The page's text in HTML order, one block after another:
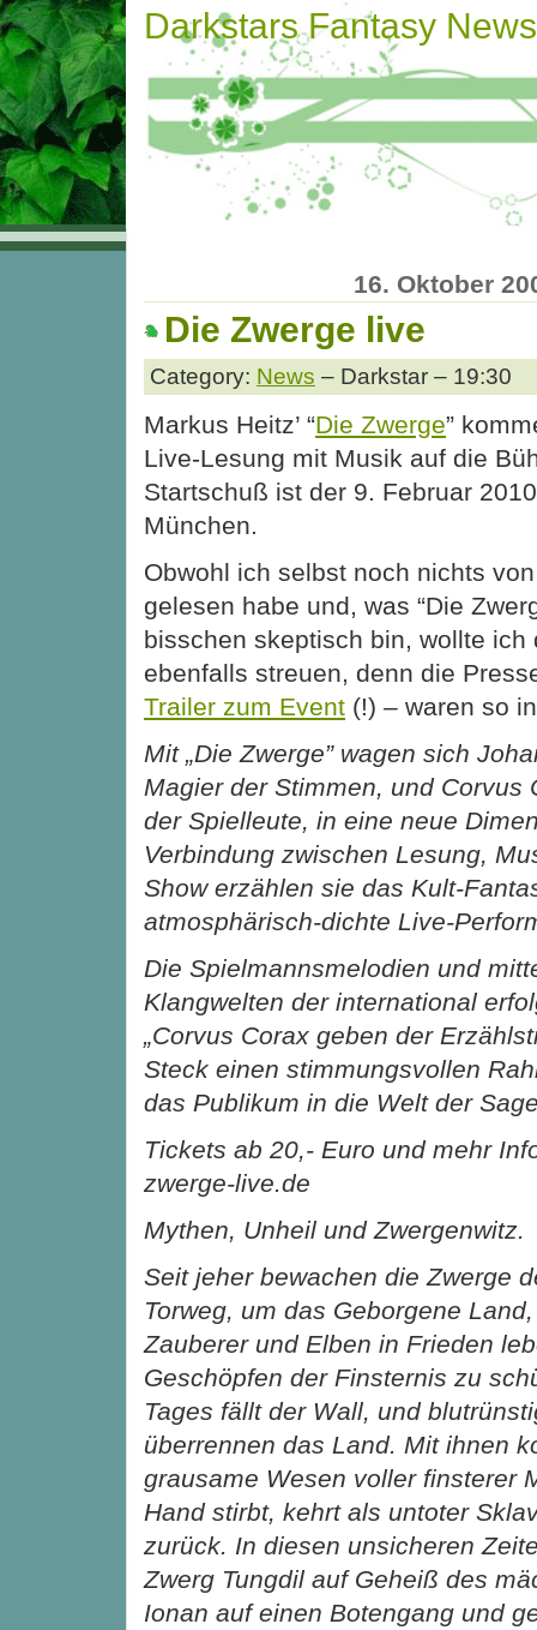
Darkstars Fantasy News
16. Oktober
Die Zwerge live
Category: News – Darkstar – 19:30
Markus Heitz’ “Die Zwerge”
Live-Lesung mit Musik auf die
Startschuß ist der 9. Februar
München.
Obwohl ich selbst noch nichts
gelesen habe und, was “Die
bisschen skeptisch bin, wollte ich
ebenfalls streuen, denn die
Trailer zum Event (!) – waren so
Mit „Die Zwerge” wagen sich
Magier der Stimmen, und Corvus
der Spielleute, in eine neue
Verbindung zwischen Lesung,
Show erzählen sie das Kult-
atmosphärisch-dichte Live-
Die Spielmannsmelodien und
Klangwelten der international
„Corvus Corax geben der
Steck einen stimmungsvollen
das Publikum in die Welt der
Tickets ab 20,- Euro und mehr
zwerge-live.de
Mythen, Unheil und Zwergenwitz.
Seit jeher bewachen die Zwerge
Torweg, um das Geborgene
Zauberer und Elben in Frieden
Geschöpfen der Finsternis zu
Tages fällt der Wall, und
überrennen das Land. Mit ihnen
grausame Wesen voller finsterer
Hand stirbt, kehrt als untoter
zurück. In diesen unsicheren
Zwerg Tungdil auf Geheiß des
Ionan auf einen Botengang und